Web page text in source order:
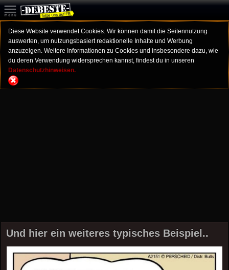
Diese Website verwendet Cookies. Wir können damit die Seitennutzung
auswerten, um nutzungsbasiert redaktionelle Inhalte und Werbung
anzuzeigen. Weitere Informationen zu Cookies und insbesondere dazu, wie
du deren Verwendung widersprechen kannst, findest du in unseren
Datenschutzhinweisen.
Und hier ein weiteres typisches Beispiel..